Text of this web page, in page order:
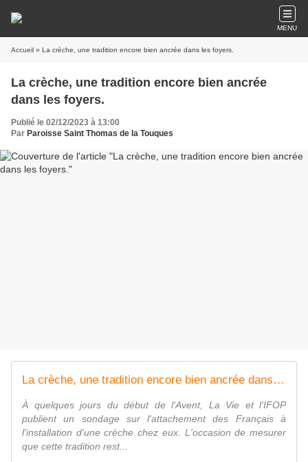
MENU
Accueil » La crèche, une tradition encore bien ancrée dans les foyers.
La crèche, une tradition encore bien ancrée
dans les foyers.
Publié le 02/12/2023 à 13:00
Par Paroisse Saint Thomas de la Touques
La crèche, une tradition encore bien ancrée dans les foyers | RCF
À quelques jours du début de l'Avent, La Vie et l'IFOP
publient un sondage sur l'attachement des Français à
l'installation d'une crèche chez eux. L'occasion de mesurer
que cette tradition rest...